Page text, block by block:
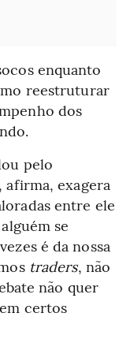
enquanto
reestruturar
dos
pelo
exagera
entre ele
se
é da nossa
traders, não
não quer
certos